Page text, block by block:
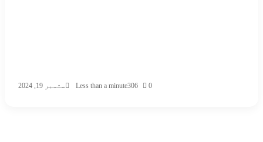
ستمبر 19, 2024 Less than a minute